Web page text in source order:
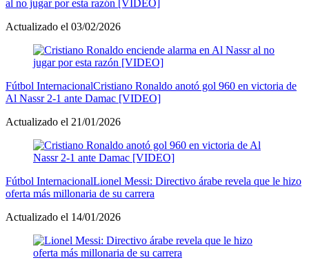
al no jugar por esta razón [VIDEO]
Actualizado el 03/02/2026
Fútbol InternacionalCristiano Ronaldo anotó gol 960 en victoria de
Al Nassr 2-1 ante Damac [VIDEO]
Actualizado el 21/01/2026
Fútbol InternacionalLionel Messi: Directivo árabe revela que le hizo
oferta más millonaria de su carrera
Actualizado el 14/01/2026